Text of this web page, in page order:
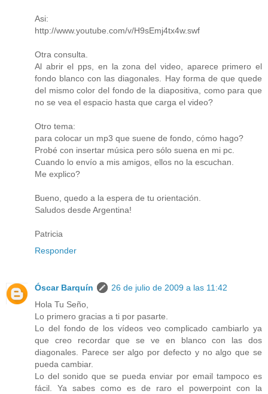
Asi:
http://www.youtube.com/v/H9sEmj4tx4w.swf
Otra consulta.
Al abrir el pps, en la zona del video, aparece primero el
fondo blanco con las diagonales. Hay forma de que quede
del mismo color del fondo de la diapositiva, como para que
no se vea el espacio hasta que carga el video?
Otro tema:
para colocar un mp3 que suene de fondo, cómo hago?
Probé con insertar música pero sólo suena en mi pc.
Cuando lo envío a mis amigos, ellos no la escuchan.
Me explico?
Bueno, quedo a la espera de tu orientación.
Saludos desde Argentina!
Patricia
Responder
Óscar Barquín
26 de julio de 2009 a las 11:42
Hola Tu Seño,
Lo primero gracias a ti por pasarte.
Lo del fondo de los vídeos veo complicado cambiarlo ya
que creo recordar que se ve en blanco con las dos
diagonales. Parece ser algo por defecto y no algo que se
pueda cambiar.
Lo del sonido que se pueda enviar por email tampoco es
fácil. Ya sabes como es de raro el powerpoint con la